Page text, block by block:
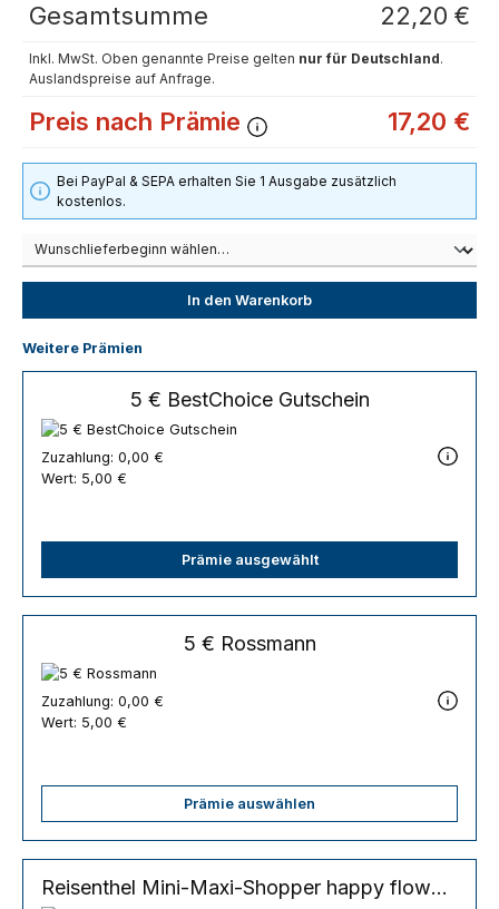
Gesamtsumme 22,20 €
Inkl. MwSt. Oben genannte Preise gelten nur für Deutschland.
Auslandspreise auf Anfrage.
Preis nach Prämie 17,20 €
Bei PayPal & SEPA erhalten Sie 1 Ausgabe zusätzlich
kostenlos.
In den Warenkorb
Weitere Prämien
5 € BestChoice Gutschein
Zuzahlung: 0,00 €
Wert: 5,00 €
Prämie ausgewählt
5 € Rossmann
Zuzahlung: 0,00 €
Wert: 5,00 €
Prämie auswählen
Reisenthel Mini-Maxi-Shopper happy flowers